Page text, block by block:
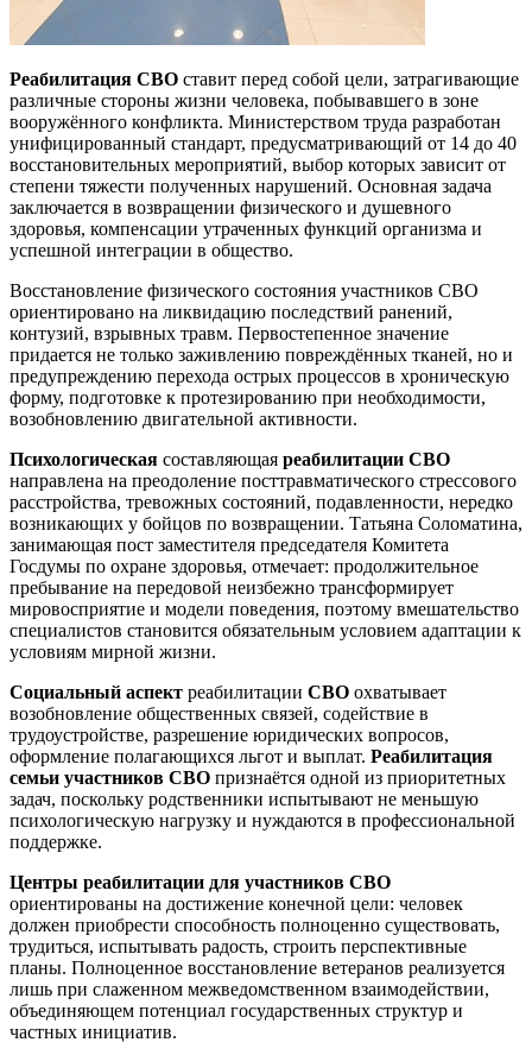
Реабилитация СВО ставит перед собой цели, затрагивающие
различные стороны жизни человека, побывавшего в зоне
вооружённого конфликта. Министерством труда разработан
унифицированный стандарт, предусматривающий от 14 до 40
восстановительных мероприятий, выбор которых зависит от
степени тяжести полученных нарушений. Основная задача
заключается в возвращении физического и душевного
здоровья, компенсации утраченных функций организма и
успешной интеграции в общество.
Восстановление физического состояния участников СВО
ориентировано на ликвидацию последствий ранений,
контузий, взрывных травм. Первостепенное значение
придается не только заживлению повреждённых тканей, но и
предупреждению перехода острых процессов в хроническую
форму, подготовке к протезированию при необходимости,
возобновлению двигательной активности.
Психологическая составляющая реабилитации СВО
направлена на преодоление посттравматического стрессового
расстройства, тревожных состояний, подавленности, нередко
возникающих у бойцов по возвращении. Татьяна Соломатина,
занимающая пост заместителя председателя Комитета
Госдумы по охране здоровья, отмечает: продолжительное
пребывание на передовой неизбежно трансформирует
мировосприятие и модели поведения, поэтому вмешательство
специалистов становится обязательным условием адаптации к
условиям мирной жизни.
Социальный аспект реабилитации СВО охватывает
возобновление общественных связей, содействие в
трудоустройстве, разрешение юридических вопросов,
оформление полагающихся льгот и выплат. Реабилитация
семьи участников СВО признаётся одной из приоритетных
задач, поскольку родственники испытывают не меньшую
психологическую нагрузку и нуждаются в профессиональной
поддержке.
Центры реабилитации для участников СВО
ориентированы на достижение конечной цели: человек
должен приобрести способность полноценно существовать,
трудиться, испытывать радость, строить перспективные
планы. Полноценное восстановление ветеранов реализуется
лишь при слаженном межведомственном взаимодействии,
объединяющем потенциал государственных структур и
частных инициатив.